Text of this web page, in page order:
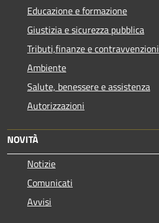
Educazione e formazione
Giustizia e sicurezza pubblica
Tributi,finanze e contravvenzioni
Ambiente
Salute, benessere e assistenza
Autorizzazioni
NOVITÀ
Notizie
Comunicati
Avvisi